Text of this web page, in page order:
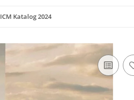
ICM Katalog 2024